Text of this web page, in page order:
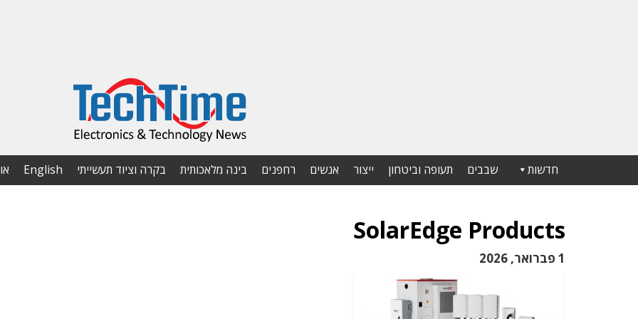
חדשות שבבים תעופה וביטחון ייצור אנשים רחפנים בינה מלאכותית בקרה וציוד תעשייתי English
SolarEdge Products
1 פברואר, 2026